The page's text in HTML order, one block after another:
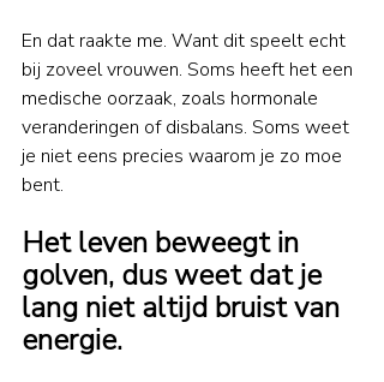
En dat raakte me. Want dit speelt echt
bij zoveel vrouwen. Soms heeft het een
medische oorzaak, zoals hormonale
veranderingen of disbalans. Soms weet
je niet eens precies waarom je zo moe
bent.
Het leven beweegt in
golven, dus weet dat je
lang niet altijd bruist van
energie.